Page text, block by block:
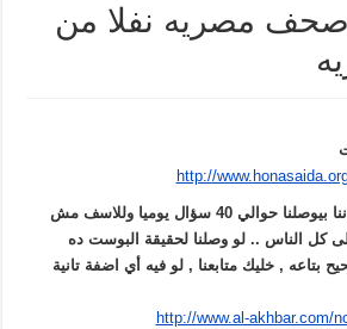
صحف مصريه نفلا من
http://
رجاء العلم اننا بيوصلنا حوالي 40 سؤال يوميا وللاسف مش
كل الناس .. لو وصلنا لحقيقة البوست ده
بتاعه , خليك متابعنا , لو فيه أي اضفة تانية
http://www.al-akhbar.com/